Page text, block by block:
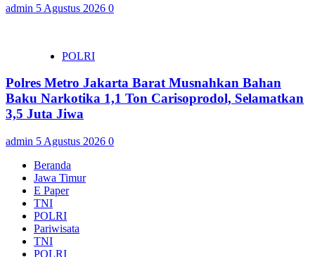
admin 5 Agustus 2026 0
POLRI
Polres Metro Jakarta Barat Musnahkan Bahan
Baku Narkotika 1,1 Ton Carisoprodol, Selamatkan
3,5 Juta Jiwa
admin 5 Agustus 2026 0
Beranda
Jawa Timur
E Paper
TNI
POLRI
Pariwisata
TNI
POLRI